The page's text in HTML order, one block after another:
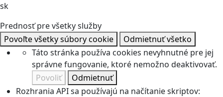
sk
Prednosť pre všetky služby
Povoľte všetky súbory cookie
Odmietnuť všetko
Táto stránka používa cookies nevyhnutné pre jej
správne fungovanie, ktoré nemožno deaktivovať.
Povoliť
Odmietnuť
Rozhrania API sa používajú na načítanie skriptov: